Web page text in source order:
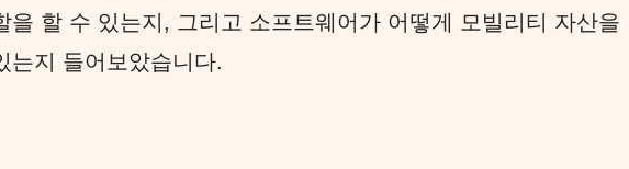
을 할 수 있는지, 그리고 소프트웨어가 어떻게 모빌리티 자산을
는지 들어보았습니다.